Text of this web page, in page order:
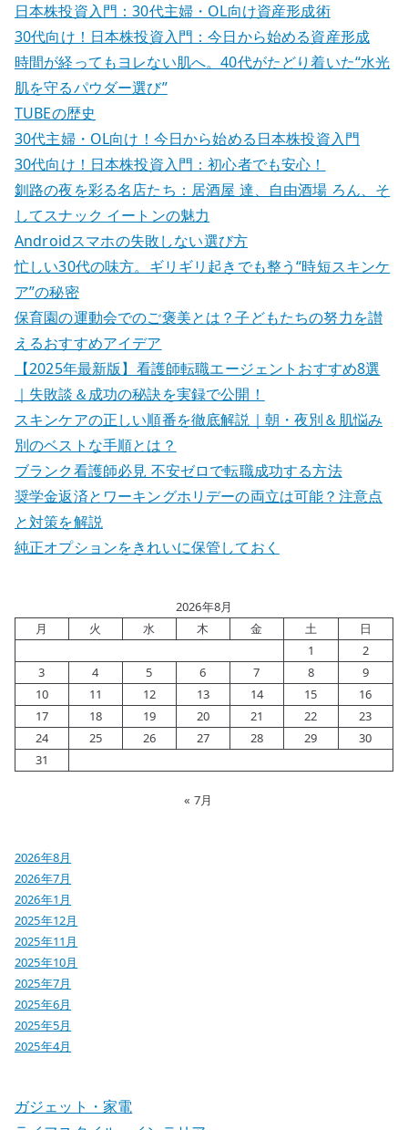
日本株投資入門：30代主婦・OL向け資産形成術
30代向け！日本株投資入門：今日から始める資産形成
時間が経ってもヨレない肌へ。40代がたどり着いた“水光
肌を守るパウダー選び”
TUBEの歴史
30代主婦・OL向け！今日から始める日本株投資入門
30代向け！日本株投資入門：初心者でも安心！
釧路の夜を彩る名店たち：居酒屋 達、自由酒場 ろん、そ
してスナック イートンの魅力
Androidスマホの失敗しない選び方
忙しい30代の味方。ギリギリ起きでも整う“時短スキンケ
ア”の秘密
保育園の運動会でのご褒美とは？子どもたちの努力を讃
えるおすすめアイデア
【2025年最新版】看護師転職エージェントおすすめ8選
｜失敗談＆成功の秘訣を実録で公開！
スキンケアの正しい順番を徹底解説｜朝・夜別＆肌悩み
別のベストな手順とは？
ブランク看護師必見 不安ゼロで転職成功する方法
奨学金返済とワーキングホリデーの両立は可能？注意点
と対策を解説
純正オプションをきれいに保管しておく
2026年8月
月
火 水 木 金 土
日
1
2
3
4 5 6 7 8
9
10
11 12 13 14 15
16
17
18 19 20 21 22
23
24
25 26 27 28 29
30
31
« 7月
2026年8月
2026年7月
2026年1月
2025年12月
2025年11月
2025年10月
2025年7月
2025年6月
2025年5月
2025年4月
ガジェット・家電